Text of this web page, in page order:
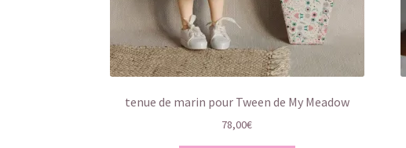
tenue de marin pour Tween de My Meadow
78,00€